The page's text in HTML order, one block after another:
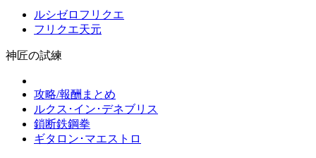
ルシゼロフリクエ
フリクエ天元
神匠の試練
攻略/報酬まとめ
ルクス･イン･デネブリス
鎖断鉄鋼拳
ギタロン･マエストロ